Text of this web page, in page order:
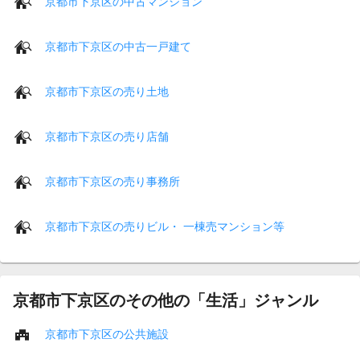
京都市下京区の中古一戸建て
京都市下京区の売り土地
京都市下京区の売り店舗
京都市下京区の売り事務所
京都市下京区の売りビル・ 一棟売マンション等
京都市下京区のその他の「生活」ジャンル
京都市下京区の公共施設